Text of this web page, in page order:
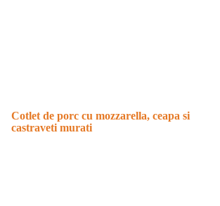
Cotlet de porc cu mozzarella, ceapa si
castraveti murati